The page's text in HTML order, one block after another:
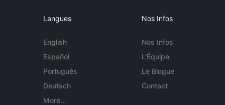
Langues
English
Español
Português
Deutsch
More...
Nos Infos
Nos Infos
L'Équipe
Le Blogue
Contact